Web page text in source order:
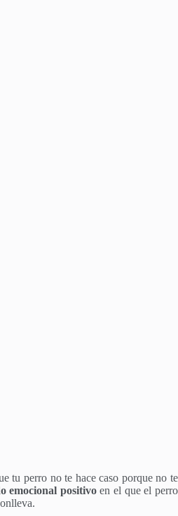
tu perro no te hace caso porque no te
emocional positivoen el que el perro